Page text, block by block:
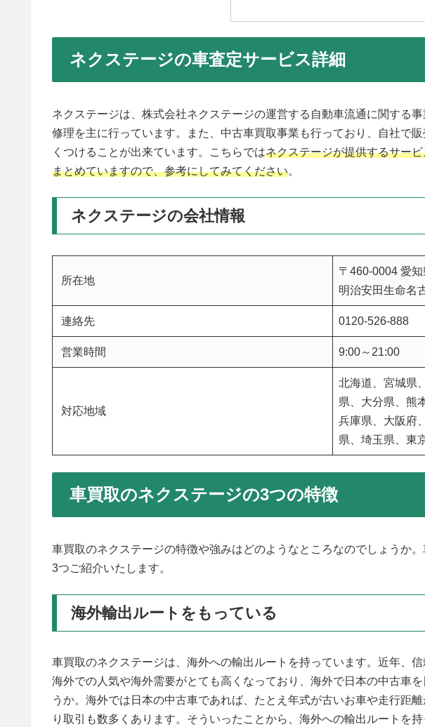
ネクステージの車査定サービス詳細
ネクステージは、株式会社ネクステージの運営する自動車流通に関する
修理を主に行っています。また、中古車買取事業も行っており、自社で
くつけることが出来ています。こちらではネクステージが提供するサー
まとめていますので、参考にしてみてください。
ネクステージの会社情報
所在地
〒460-0004 愛
明治安田生命名
連絡先 0120-526-888
営業時間 9:00～21:00
対応地域
北海道、宮城県
県、大分県、熊
兵庫県、大阪府
県、埼玉県、東
車買取のネクステージの3つの特徴
車買取のネクステージの特徴や強みはどのようなところなのでしょうか
3つご紹介いたします。
海外輸出ルートをもっている
車買取のネクステージは、海外への輸出ルートを持っています。近年、
海外での人気や海外需要がとても高くなっており、海外で日本の中古車
うか。海外では日本の中古車であれば、たとえ年式が古いお車や走行距
り取引も数多くあります。そういったことから、海外への輸出ルートを